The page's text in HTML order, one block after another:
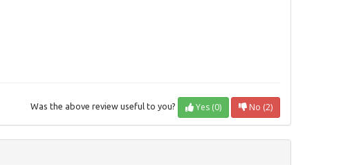
Was the above review useful to you? Yes (0) No (2)